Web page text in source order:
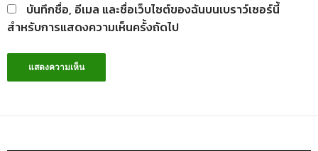
บันทึกชื่อ, อีเมล และชื่อเว็บไซต์ของฉันบนเบราว์เซอร์นี้
สำหรับการแสดงความเห็นครั้งถัดไป